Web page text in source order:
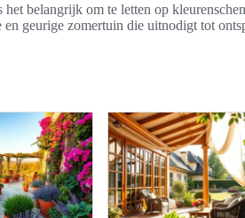
belangrijk om te letten op
geurige zomertuin die uitnodigt tot